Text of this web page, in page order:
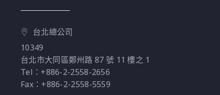
台北總公司
10349
台北市大同區鄭州路 87 號 11 樓之 1
Tel：+886-2-2558-2656
Fax：+886-2-2558-5559